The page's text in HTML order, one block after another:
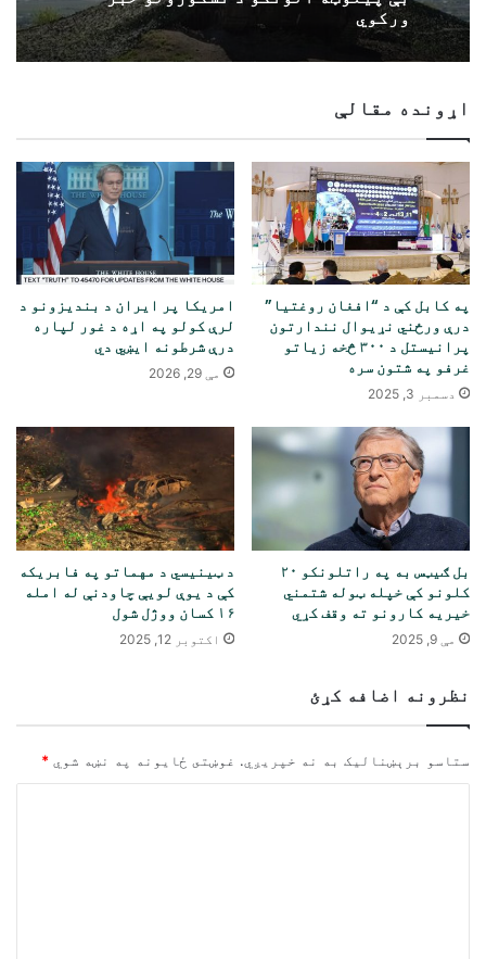
ورکوي
اړونده مقالې
په کابل کې د “افغان روغتیا”
درې ورځني نړیوال نندارتون
پرانیستل د ۳۰۰ څخه زیاتو
غرفو په شتون سره
دسمبر 3, 2025
امریکا پر ایران د بندیزونو د
لرې کولو په اړه د غور لپاره
درې شرطونه ایښي دي
مې 29, 2026
بل ګیټس به په راتلونکو ۲۰
کلونو کې خپله ټوله شتمني
خیریه کارونو ته وقف کړي
مې 9, 2025
د ټینیسي د مهماتو په فابریکه
کې د یوې لویې چاودنې له امله
۱۶ کسان ووژل شول
اکتوبر 12, 2025
نظرونه اضافه کړئ
ستاسو برېښناليک به نه خپريږي. غوښتى ځایونه په نښه شوي *